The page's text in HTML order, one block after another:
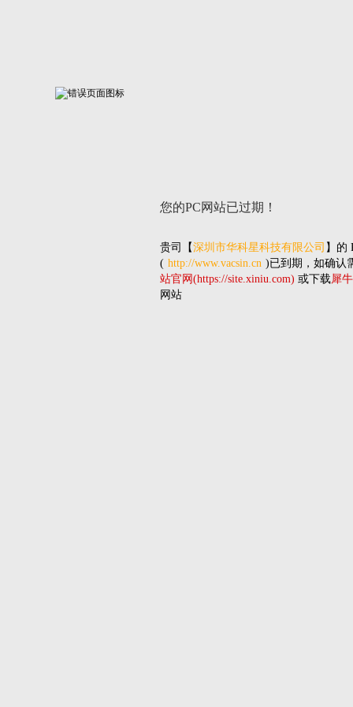
您的PC网站已过期！
贵司 【深圳市华科星科技有限公司 】的
( http://www.vacsin.cn )已到期，如确认
站官网(https://site.xiniu.com) 或下载犀
网站